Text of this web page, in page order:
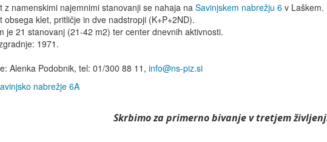
z namenskimi najemnimi stanovanji se nahaja na Savinjskem nabrežju 6 v Laškem.
obsega klet, pritličje in dve nadstropji (K+P+2ND).
je 21 stanovanj (21-42 m2) ter center dnevnih aktivnosti.
1971.
Alenka Podobnik, tel: 01/300 88 11, info@ns-piz.si
nabrežje 6A
Skrbimo za primerno bivanje v tretjem